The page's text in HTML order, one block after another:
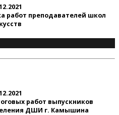
работ преподавателей школ
работ выпускников
ДШИ г. Камышина